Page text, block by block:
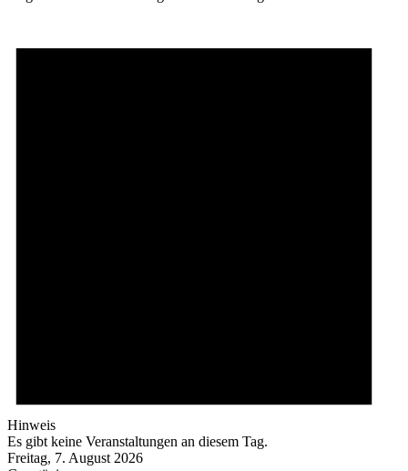
Hinweis
Es gibt keine Veranstaltungen an diesem Tag.
Freitag, 7. August 2026